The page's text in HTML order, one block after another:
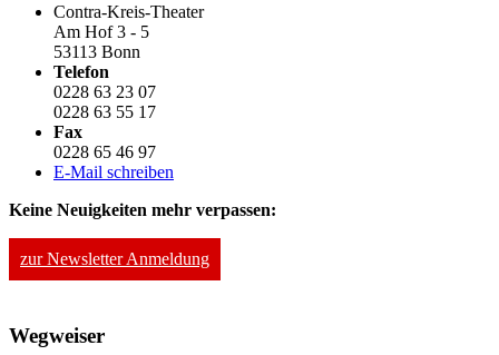
Contra-Kreis-Theater
Am Hof 3 - 5
53113 Bonn
Telefon
0228 63 23 07
0228 63 55 17
Fax
0228 65 46 97
E-Mail schreiben
Keine Neuigkeiten mehr verpassen:
zur Newsletter Anmeldung
Wegweiser